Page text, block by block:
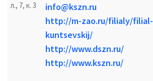
л., 7, к. 3
info@kszn.ru
http://m-zao.ru/filialy/filial-
kuntsevskij/
http://www.dszn.ru/
http://www.kszn.ru/